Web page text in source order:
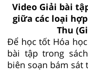
Video Giải bài
giữa các loại
Thu
Để học tốt Hóa
bài tập trong
biên soạn bám sát